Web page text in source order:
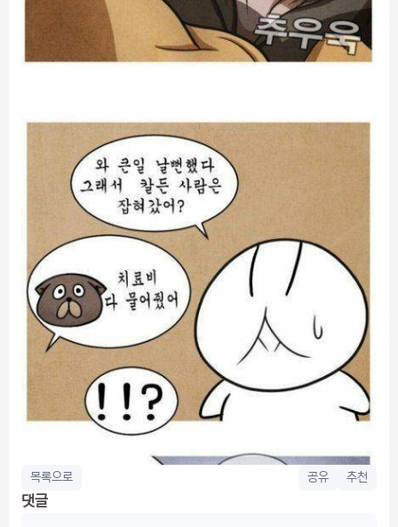
목록으로 공유 추천
댓글